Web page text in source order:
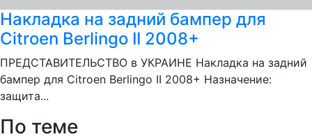
Накладка на задний бампер для
Citroen Berlingo II 2008+
ПРЕДСТАВИТЕЛЬСТВО в УКРАИНЕ Накладка на задний
бампер для Citroen Berlingo II 2008+ Назначение:
защита...
По теме